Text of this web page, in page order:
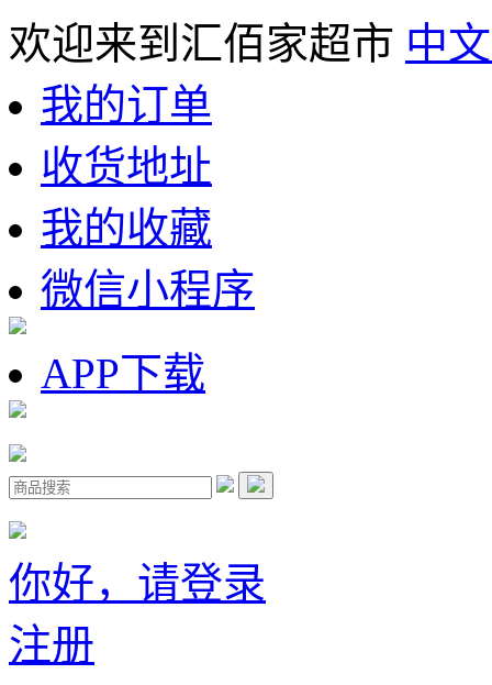
欢迎来到汇佰家超市 中
我的订单
收货地址
我的收藏
微信小程序
APP下载
你好，请登录
注册